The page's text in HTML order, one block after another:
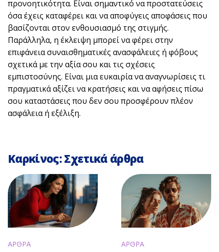
προνοητικότητα. Είναι σημαντικό να προστατεύσεις
όσα έχεις καταφέρει και να αποφύγεις αποφάσεις που
βασίζονται στον ενθουσιασμό της στιγμής.
Παράλληλα, η έκλειψη μπορεί να φέρει στην
επιφάνεια συναισθηματικές ανασφάλειες ή φόβους
σχετικά με την αξία σου και τις σχέσεις
εμπιστοσύνης. Είναι μια ευκαιρία να αναγνωρίσεις τι
πραγματικά αξίζει να κρατήσεις και να αφήσεις πίσω
σου καταστάσεις που δεν σου προσφέρουν πλέον
ασφάλεια ή εξέλιξη.
Καρκίνος: Σχετικά άρθρα
ΑΡΘΡΑ ΑΡΘΡΑ